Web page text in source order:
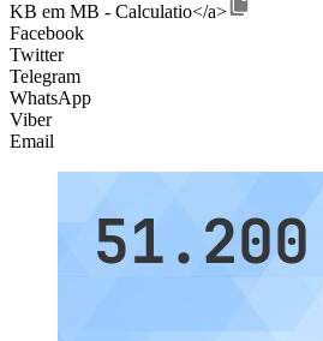
KB em MB - Calculatio</a>
Facebook
Twitter
Telegram
WhatsApp
Viber
Email